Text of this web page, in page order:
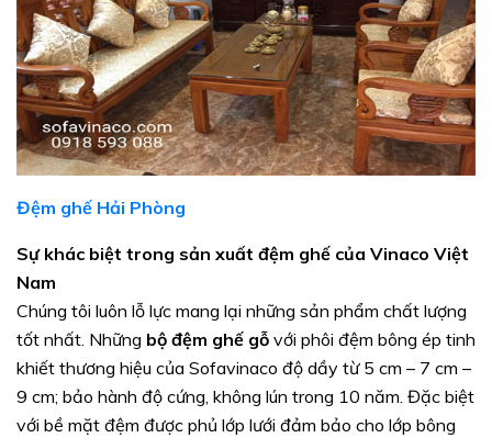
Đệm ghế Hải Phòng
Sự khác biệt trong sản xuất đệm ghế của Vinaco Việt
Nam
Chúng tôi luôn lỗ lực mang lại những sản phẩm chất lượng
tốt nhất. Những bộ đệm ghế gỗ với phôi đệm bông ép tinh
khiết thương hiệu của Sofavinaco độ dầy từ 5 cm – 7 cm –
9 cm; bảo hành độ cứng, không lún trong 10 năm. Đặc biệt
với bề mặt đệm được phủ lớp lưới đảm bảo cho lớp bông